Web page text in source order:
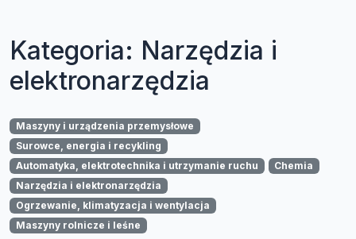
Kategoria: Narzędzia i
elektronarzędzia
Maszyny i urządzenia przemysłowe
Surowce, energia i recykling
Automatyka, elektrotechnika i utrzymanie ruchu
Chemia
Narzędzia i elektronarzędzia
Ogrzewanie, klimatyzacja i wentylacja
Maszyny rolnicze i leśne